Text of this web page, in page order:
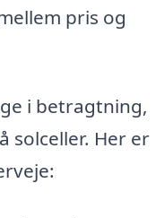
pris og
i betragtning,
solceller. Her er